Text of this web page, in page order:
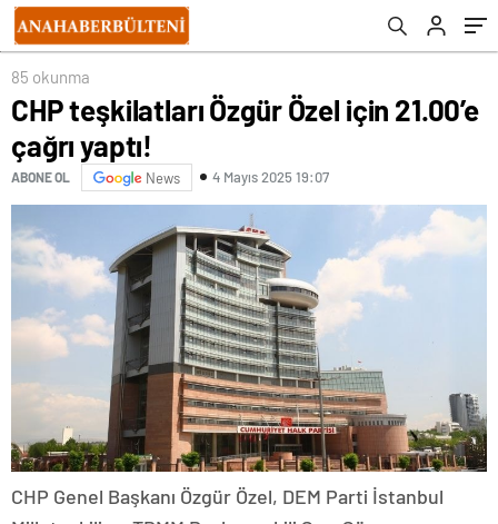
85 okunma
CHP teşkilatları Özgür Özel için 21.00’e
çağrı yaptı!
ABONE OL News 4 Mayıs 2025 19:07
CHP Genel Başkanı Özgür Özel, DEM Parti İstanbul